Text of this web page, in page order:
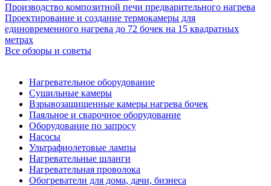
Производство композитной печи предварительного нагрева
Проектирование и создание термокамеры для
единовременного нагрева до 72 бочек на 15 квадратных
метрах
Все обзоры и советы
Нагревательное оборудование
Сушильные камеры
Взрывозащищенные камеры нагрева бочек
Паяльное и сварочное оборудование
Оборудование по запросу
Насосы
Ультрафиолетовые лампы
Нагревательные шланги
Нагревательная проволока
Обогреватели для дома, дачи, бизнеса